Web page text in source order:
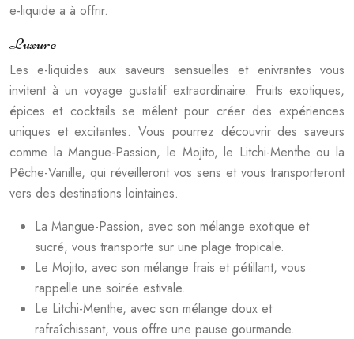
e-liquide a à offrir.
Luxure
Les e-liquides aux saveurs sensuelles et enivrantes vous
invitent à un voyage gustatif extraordinaire. Fruits exotiques,
épices et cocktails se mêlent pour créer des expériences
uniques et excitantes. Vous pourrez découvrir des saveurs
comme la Mangue-Passion, le Mojito, le Litchi-Menthe ou la
Pêche-Vanille, qui réveilleront vos sens et vous transporteront
vers des destinations lointaines.
La Mangue-Passion, avec son mélange exotique et
sucré, vous transporte sur une plage tropicale.
Le Mojito, avec son mélange frais et pétillant, vous
rappelle une soirée estivale.
Le Litchi-Menthe, avec son mélange doux et
rafraîchissant, vous offre une pause gourmande.